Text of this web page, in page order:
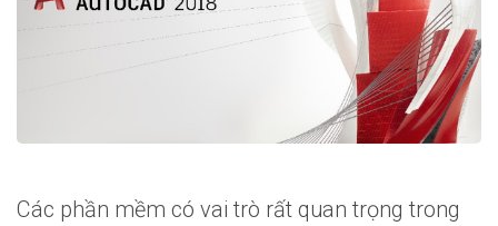
Các phần mềm có vai trò rất quan trọng trong